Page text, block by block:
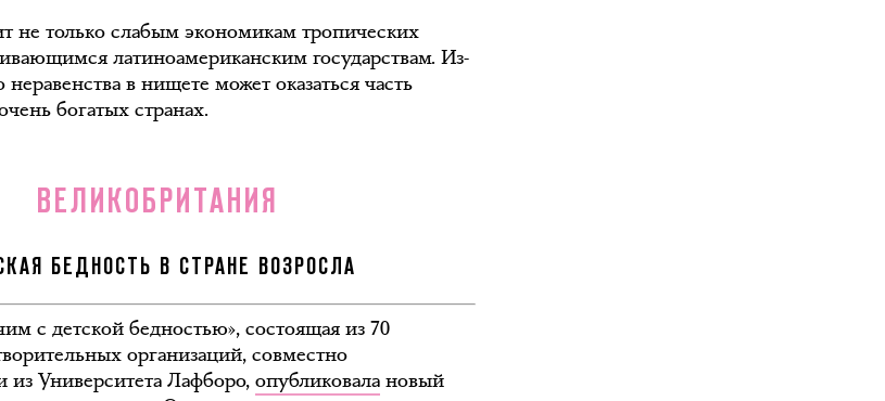
не только слабым экономикам тропических
латиноамериканским государствам. Из-
неравенства в нищете может оказаться часть
богатых странах.
ВЕЛИКОБРИТАНИЯ
БЕДНОСТЬ В СТРАНЕ ВОЗРОСЛА
с детской бедностью», состоящая из 70
организаций, совместно
из Университета Лафборо,опубликовала новый